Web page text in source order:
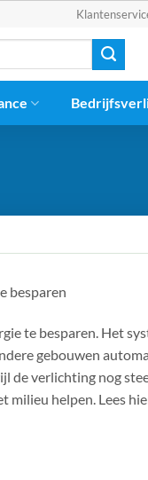
besparen
te besparen. Het
gebouwen
de verlichting nog
helpen. Lees